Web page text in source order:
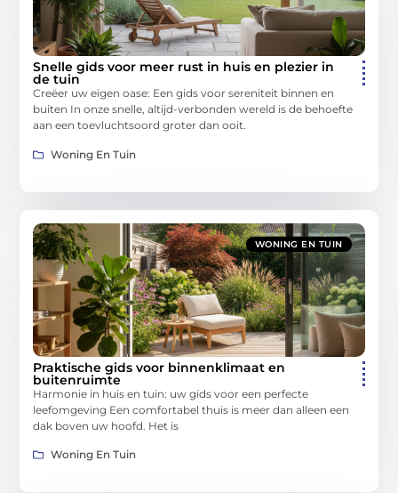
Snelle gids voor meer rust in huis en plezier in
de tuin
Creëer uw eigen oase: Een gids voor sereniteit binnen en
buiten In onze snelle, altijd-verbonden wereld is de behoefte
aan een toevluchtsoord groter dan ooit.
Woning En Tuin
WONING EN TUIN
Praktische gids voor binnenklimaat en
buitenruimte
Harmonie in huis en tuin: uw gids voor een perfecte
leefomgeving Een comfortabel thuis is meer dan alleen een
dak boven uw hoofd. Het is
Woning En Tuin